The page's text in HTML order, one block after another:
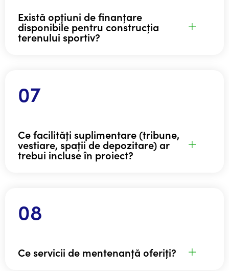
Există opțiuni de finanțare
disponibile pentru construcția
terenului sportiv?
Ce facilități suplimentare (tribune,
vestiare, spații de depozitare) ar
trebui incluse în proiect?
Ce servicii de mentenanță oferiți?